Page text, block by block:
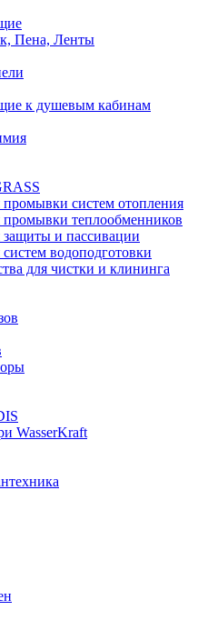
Пена, Ленты
к душевым кабинам
промывки систем отопления
промывки теплообменников
защиты и пассивации
водоподготовки
для чистки и клининга
WasserKraft